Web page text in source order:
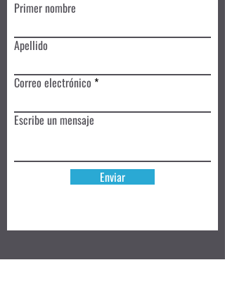
Primer nombre
Apellido
Correo electrónico
Escribe un mensaje
Enviar